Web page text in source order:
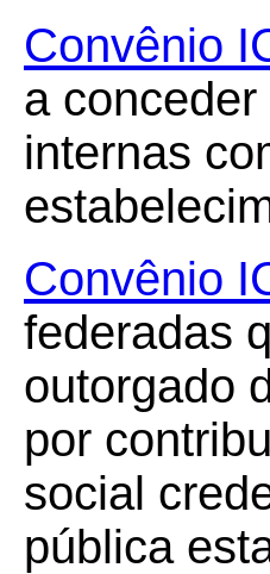
Convênio
a
internas
Convênio
federadas
outorgado
por
social
pública